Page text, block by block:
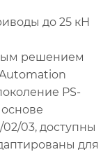
до 25 кН
решением
PS-
основе
03, доступны
для